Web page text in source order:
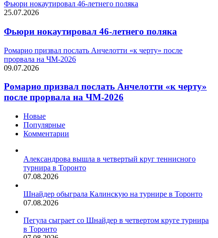
Фьюри нокаутировал 46-летнего поляка
25.07.2026
Фьюри нокаутировал 46-летнего поляка
Ромарио призвал послать Анчелотти «к черту» после
прорвала на ЧМ-2026
09.07.2026
Ромарио призвал послать Анчелотти «к черту»
после прорвала на ЧМ-2026
Новые
Популярные
Комментарии
Александрова вышла в четвертый круг теннисного
турнира в Торонто
07.08.2026
Шнайдер обыграла Калинскую на турнире в Торонто
07.08.2026
Пегула сыграет со Шнайдер в четвертом круге турнира
в Торонто